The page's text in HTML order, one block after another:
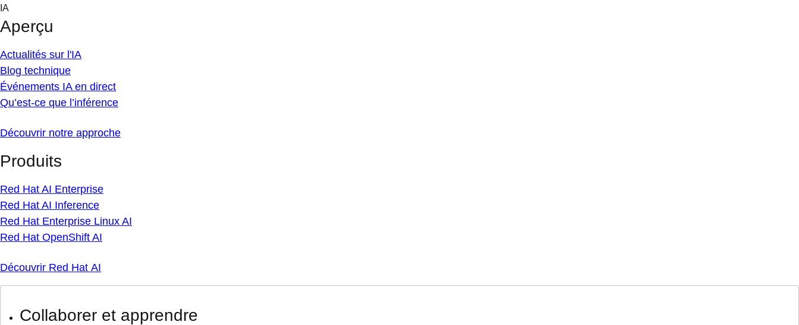
Skip
content
IA
Aperçu
Actualités sur l'IA
Blog technique
Événements IA en direct
Qu’est-ce que l’inférence
Découvrir notre approche
Produits
Red Hat AI Enterprise
Red Hat AI Inference
Red Hat Enterprise Linux AI
Red Hat OpenShift AI
Découvrir Red Hat AI
Collaborer et apprendre